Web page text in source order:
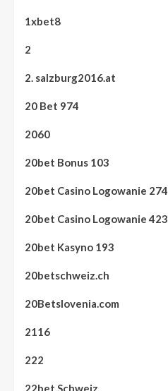
1xbet8
2
2. salzburg2016.at
20 Bet 974
2060
20bet Bonus 103
20bet Casino Logowanie 274
20bet Casino Logowanie 423
20bet Kasyno 193
20betschweiz.ch
20Betslovenia.com
2116
222
22bet Schweiz